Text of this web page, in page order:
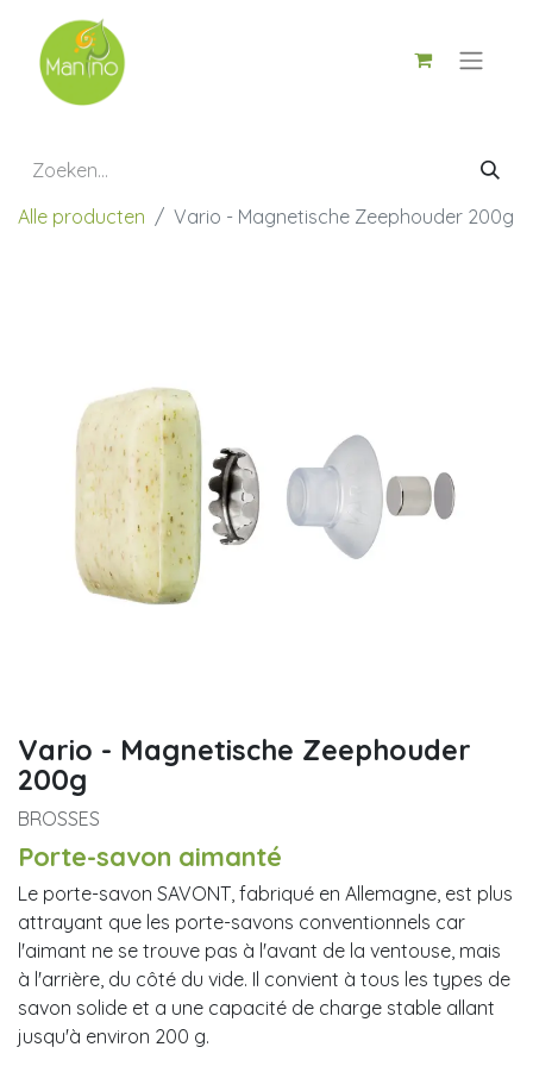
Alle producten Vario - Magnetische Zeephouder 200g
Vario - Magnetische Zeephouder
200g
BROSSES
Porte-savon aimanté
Le porte-savon SAVONT, fabriqué en Allemagne, est plus
attrayant que les porte-savons conventionnels car
l'aimant ne se trouve pas à l'avant de la ventouse, mais
à l'arrière, du côté du vide. Il convient à tous les types de
savon solide et a une capacité de charge stable allant
jusqu'à environ 200 g.